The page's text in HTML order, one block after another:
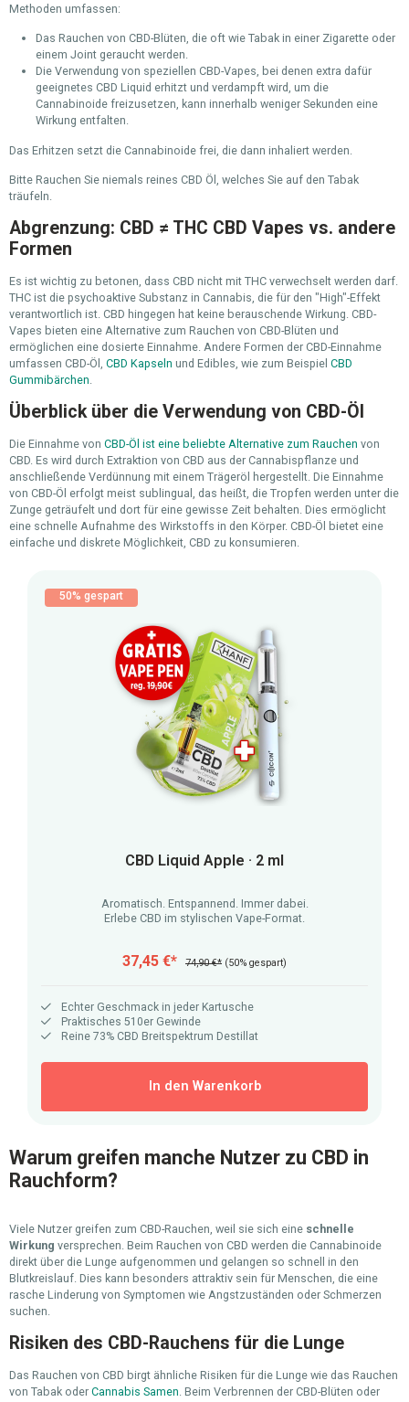
Methoden umfassen:
Das Rauchen von CBD-Blüten, die oft wie Tabak in einer Zigarette oder
einem Joint geraucht werden.
Die Verwendung von speziellen CBD-Vapes, bei denen extra dafür
geeignetes CBD Liquid erhitzt und verdampft wird, um die
Cannabinoide freizusetzen, kann innerhalb weniger Sekunden eine
Wirkung entfalten.
Das Erhitzen setzt die Cannabinoide frei, die dann inhaliert werden.
Bitte Rauchen Sie niemals reines CBD Öl, welches Sie auf den Tabak
träufeln.
Abgrenzung: CBD ≠ THC CBD Vapes vs. andere
Formen
Es ist wichtig zu betonen, dass CBD nicht mit THC verwechselt werden darf.
THC ist die psychoaktive Substanz in Cannabis, die für den "High"-Effekt
verantwortlich ist. CBD hingegen hat keine berauschende Wirkung. CBD-
Vapes bieten eine Alternative zum Rauchen von CBD-Blüten und
ermöglichen eine dosierte Einnahme. Andere Formen der CBD-Einnahme
umfassen CBD-Öl, CBD Kapseln und Edibles, wie zum Beispiel CBD
Gummibärchen
Überblick über die Verwendung von CBD-Öl
Die Einnahme von CBD-Öl ist eine beliebte Alternative zum Rauchen von
CBD. Es wird durch Extraktion von CBD aus der Cannabispflanze und
anschließende Verdünnung mit einem Trägeröl hergestellt. Die Einnahme
von CBD-Öl erfolgt meist sublingual, das heißt, die Tropfen werden unter die
Zunge geträufelt und dort für eine gewisse Zeit behalten. Dies ermöglicht
eine schnelle Aufnahme des Wirkstoffs in den Körper. CBD-Öl bietet eine
einfache und diskrete Möglichkeit, CBD zu konsumieren.
50% gespart
CBD Liquid Apple · 2 ml
Aromatisch. Entspannend. Immer dabei.
Erlebe CBD im stylischen Vape-Format.
37,45 €* 74,90 €* (50% gespart)
Echter Geschmack in jeder Kartusche
Praktisches 510er Gewinde
Reine 73% CBD Breitspektrum Destillat
In den Warenkorb
Warum greifen manche Nutzer zu CBD in
Rauchform?
Viele Nutzer greifen zum CBD-Rauchen, weil sie sich eine schnelle
Wirkung versprechen. Beim Rauchen von CBD werden die Cannabinoide
direkt über die Lunge aufgenommen und gelangen so schnell in den
Blutkreislauf. Dies kann besonders attraktiv sein für Menschen, die eine
rasche Linderung von Symptomen wie Angstzuständen oder Schmerzen
suchen.
Risiken des CBD-Rauchens für die Lunge
Das Rauchen von CBD birgt ähnliche Risiken für die Lunge wie das Rauchen
von Tabak oder Cannabis Samen . Beim Verbrennen der CBD-Blüten oder